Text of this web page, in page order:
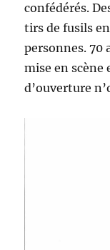
confédérés.
tirs de fusils
personnes. 70
mise en scène
d’ouverture